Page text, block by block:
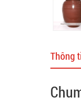
Thông